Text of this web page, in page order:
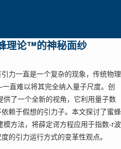
理论™的神秘面纱
力一直是一个复杂的现象，传统物理
直难以将其完全纳入量子尺度。创
了一个全新的视角，它利用量子数
赖于假想的引力子。本文探讨了蜜蜂
方法，将薛定谔方程应用于指数-r波
的引力运行方式的变革性观点。